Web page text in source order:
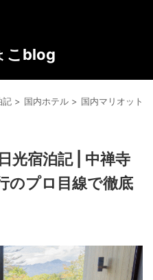
こblog
記 > 国内ホテル > 国内マリオット
光宿泊記 | 中禅寺
のプロ目線で徹底